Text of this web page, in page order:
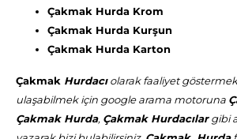
Çakmak Hurda Krom
Çakmak Hurda Kurşun
Çakmak Hurda Karton
Çakmak Hurdacıolarak faaliyet
ulaşabilmek için google arama motoruna
Çakmak Hurda, Çakmak Hurdacılargibi